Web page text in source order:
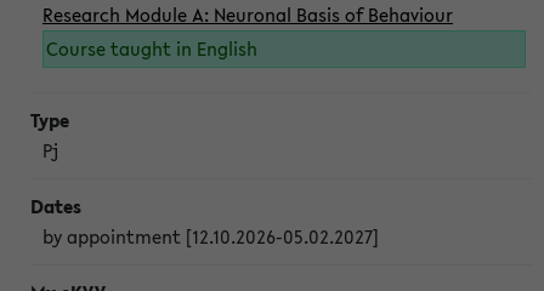
Research Module A: Neuronal Basis of Behaviour
Course taught in English
Pj
by appointment [12.10.2026-05.02.2027]